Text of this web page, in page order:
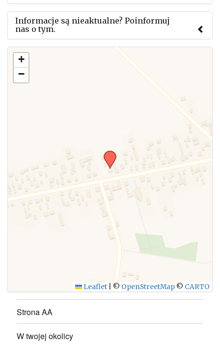
Informacje są nieaktualne? Poinformuj
nas o tym.
Użyj tego formularza aby przesłać informację o
zmianach w powyższym mityngu.
WYŚLIJ
+
−
Leaflet © OpenStreetMap © CARTO
Strona AA
W twojej okolicy